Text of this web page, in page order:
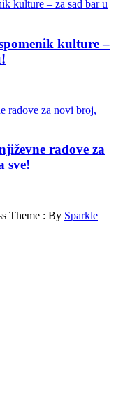
kulture –
radove za
sve!
Theme : By Sparkle